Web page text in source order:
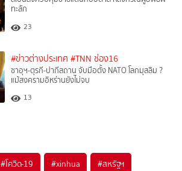
ทะลัก
23
#ข่าวต่างประเทศ #TNN ช่อง16
ซาอุฯ-ตุรกี-ปากีสถาน จับมือตั้ง NATO โลกมุสลิม ?
แม้สงครามอิหร่านยังไม่จบ
13
#โควิด-19 #xinhua #สหรัฐฯ